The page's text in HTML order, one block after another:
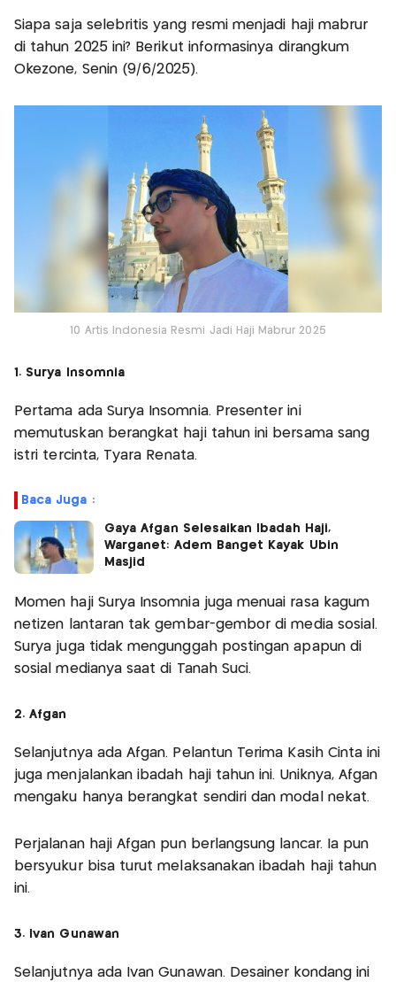
Siapa saja selebritis yang resmi menjadi haji mabrur
di tahun 2025 ini? Berikut informasinya dirangkum
Okezone, Senin (9/6/2025).
10 Artis Indonesia Resmi Jadi Haji Mabrur 2025
1. Surya Insomnia
Pertama ada Surya Insomnia. Presenter ini
memutuskan berangkat haji tahun ini bersama sang
istri tercinta, Tyara Renata.
Baca Juga :
Gaya Afgan Selesaikan Ibadah Haji,
Warganet: Adem Banget Kayak Ubin
Masjid
Momen haji Surya Insomnia juga menuai rasa kagum
netizen lantaran tak gembar-gembor di media sosial.
Surya juga tidak mengunggah postingan apapun di
sosial medianya saat di Tanah Suci.
2. Afgan
Selanjutnya ada Afgan. Pelantun Terima Kasih Cinta ini
juga menjalankan ibadah haji tahun ini. Uniknya, Afgan
mengaku hanya berangkat sendiri dan modal nekat.
Perjalanan haji Afgan pun berlangsung lancar. Ia pun
bersyukur bisa turut melaksanakan ibadah haji tahun
ini.
3. Ivan Gunawan
Selanjutnya ada Ivan Gunawan. Desainer kondang ini